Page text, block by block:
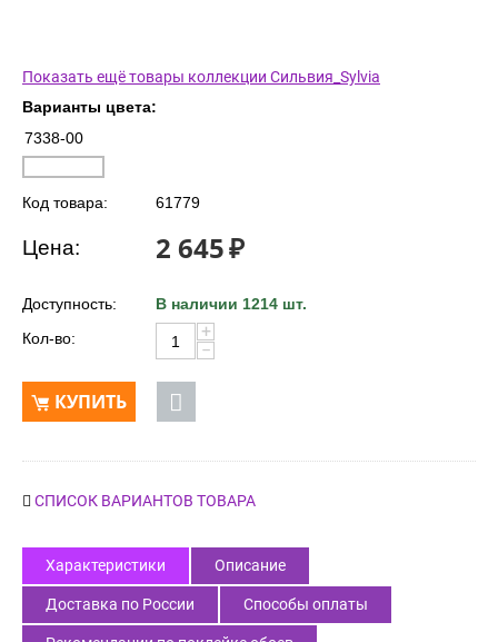
Показать ещё товары коллекции Сильвия_Sylvia
Варианты цвета:
7338-00
Код товара: 61779
Цена: 2 645₽
Доступность:
В наличии 1214 шт.
Кол-во:
+
−
КУПИТЬ
СПИСОК ВАРИАНТОВ ТОВАРА
Характеристики Описание
Доставка по России Способы оплаты